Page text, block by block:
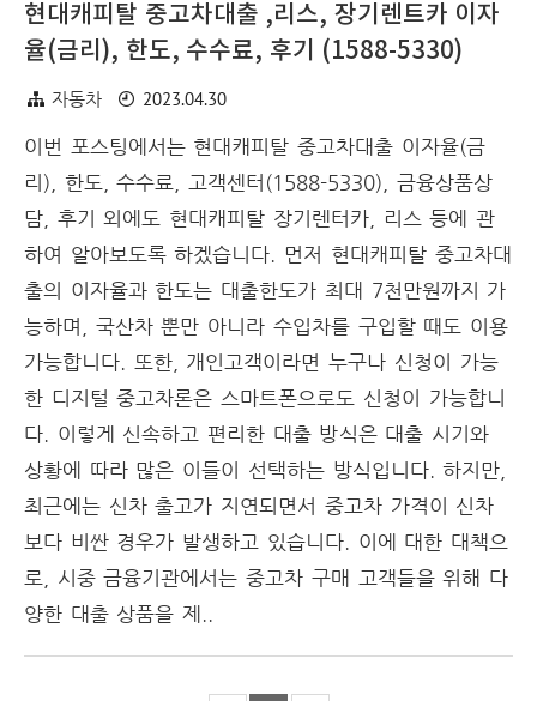
현대캐피탈 중고차대출 ,리스, 장기렌트카 이자
율(금리), 한도, 수수료, 후기 (1588-5330)
자동차
2023.04.30
이번 포스팅에서는 현대캐피탈 중고차대출 이자율(금
리), 한도, 수수료, 고객센터(1588-5330), 금융상품상
담, 후기 외에도 현대캐피탈 장기렌터카, 리스 등에 관
하여 알아보도록 하겠습니다. 먼저 현대캐피탈 중고차대
출의 이자율과 한도는 대출한도가 최대 7천만원까지 가
능하며, 국산차 뿐만 아니라 수입차를 구입할 때도 이용
가능합니다. 또한, 개인고객이라면 누구나 신청이 가능
한 디지털 중고차론은 스마트폰으로도 신청이 가능합니
다. 이렇게 신속하고 편리한 대출 방식은 대출 시기와
상황에 따라 많은 이들이 선택하는 방식입니다. 하지만,
최근에는 신차 출고가 지연되면서 중고차 가격이 신차
보다 비싼 경우가 발생하고 있습니다. 이에 대한 대책으
로, 시중 금융기관에서는 중고차 구매 고객들을 위해 다
양한 대출 상품을 제..